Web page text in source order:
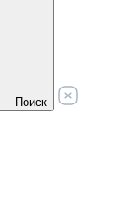
Поиск